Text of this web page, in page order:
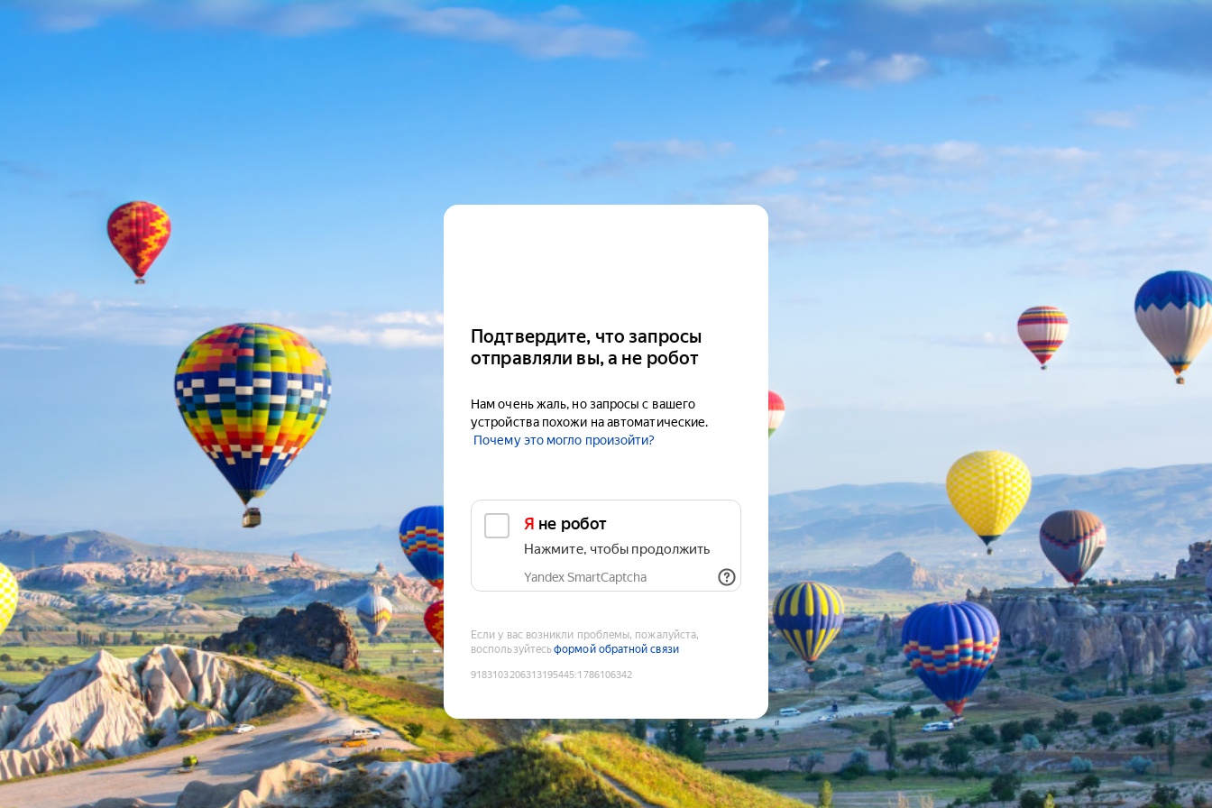
Подтвердите, что запросы
отправляли вы, а не робот
Нам очень жаль, но запросы с вашего
устройства похожи на автоматические.
Почему это могло произойти?
Я не робот
Нажмите, чтобы продолжить
Yandex SmartCaptcha
Если у вас возникли проблемы, пожалуйста,
воспользуйтесьформой обратной связи
9183103206313195445:1786106342